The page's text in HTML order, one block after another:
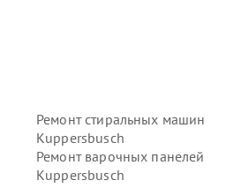
Ремонт стиральных машин
Kuppersbusch
Ремонт варочных панелей
Kuppersbusch